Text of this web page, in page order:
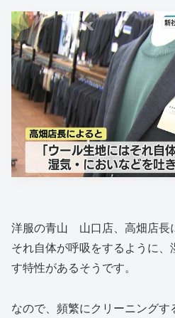
洋服の青山 山口店、高畑店長
それ自体が呼吸をするように
す特性があるそうです。
なので、頻繁にクリーニング